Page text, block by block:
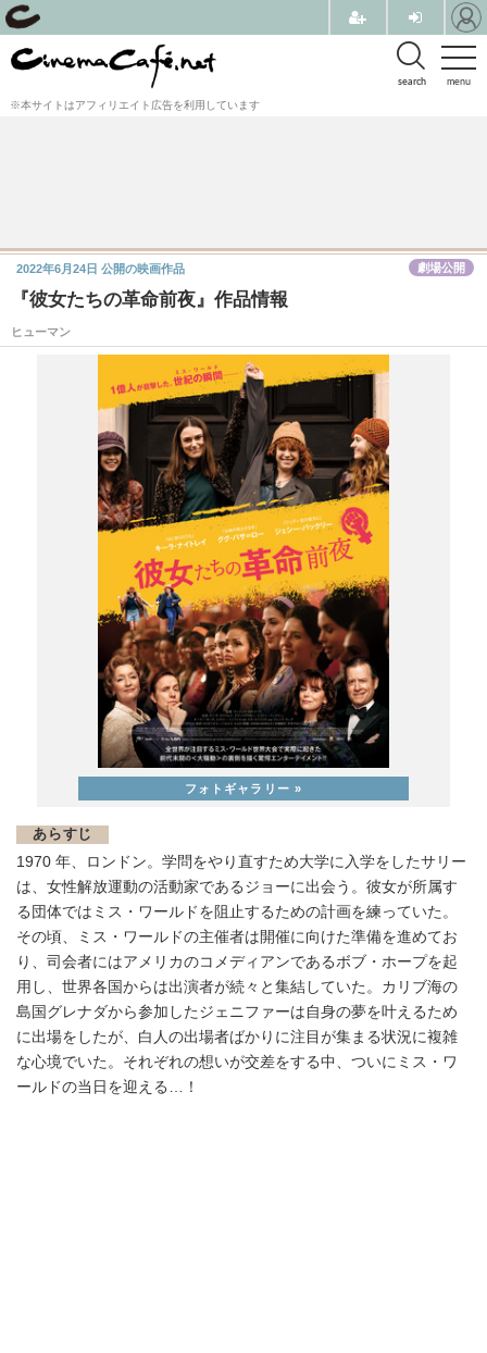
menu
search
※本サイトはアフィリエイト広告を利用しています
『彼女たちの革命前夜』作品情報
ヒューマン
2022年6月24日 公開の映画作品 劇場公開
あらすじ
1970 年、ロンドン。学問をやり直すため大学に入学をしたサリー
は、女性解放運動の活動家であるジョーに出会う。彼女が所属す
る団体ではミス・ワールドを阻止するための計画を練っていた。
その頃、ミス・ワールドの主催者は開催に向けた準備を進めてお
り、司会者にはアメリカのコメディアンであるボブ・ホープを起
用し、世界各国からは出演者が続々と集結していた。カリブ海の
島国グレナダから参加したジェニファーは自身の夢を叶えるため
に出場をしたが、白人の出場者ばかりに注目が集まる状況に複雑
な心境でいた。それぞれの想いが交差をする中、ついにミス・ワ
ールドの当日を迎える…！